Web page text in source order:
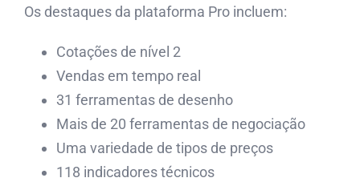
Os destaques da plataforma Pro incluem:
Cotações de nível 2
Vendas em tempo real
31 ferramentas de desenho
Mais de 20 ferramentas de negociação
Uma variedade de tipos de preços
118 indicadores técnicos